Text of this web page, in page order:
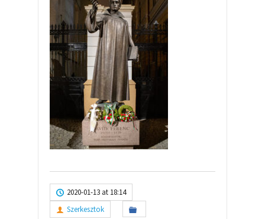
2020-01-13 at 18:14
Szerkesztok